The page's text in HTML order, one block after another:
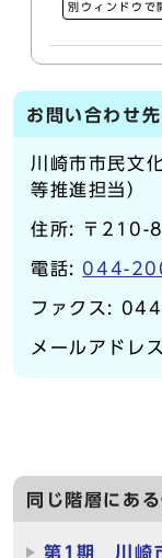
別ウィンドウで
お問い合わせ先
川崎市市民文
等推進担当）
住所: 〒210-
電話: 044-
ファクス:
メールアドレ
同じ階層にあ
第1期 川崎